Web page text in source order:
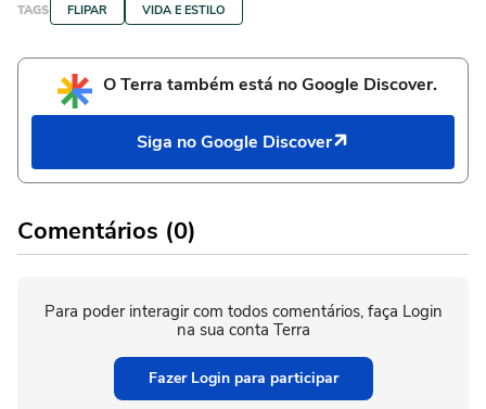
TAGS FLIPAR VIDA E ESTILO
O Terra também está no Google Discover.
Siga no Google Discover
Comentários (0)
Para poder interagir com todos comentários, faça Login
na sua conta Terra
Fazer Login para participar